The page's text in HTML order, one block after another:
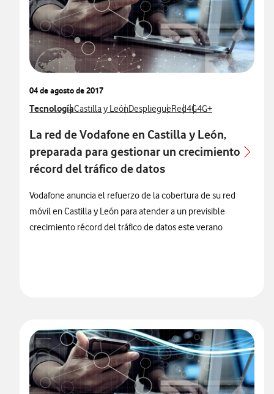
04 de agosto de 2017
Ver más notas de prensa relacionados con
TecnologíaVer más notas de prensa relacionados con
Castilla y LeónVer más notas de prensa relacionados
DespliegueVer más notas de prensa
RedVer más notas de
4GVer más notas de
4G+
La red de Vodafone en Castilla y León,
preparada para gestionar un crecimiento
récord del tráfico de datos
Vodafone anuncia el refuerzo de la cobertura de su red
móvil en Castilla y León para atender a un previsible
crecimiento récord del tráfico de datos este verano